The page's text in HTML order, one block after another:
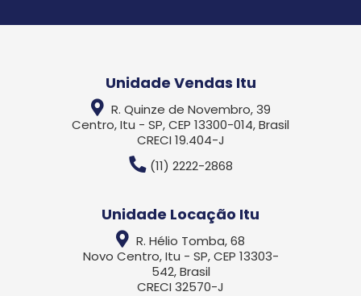
Unidade Vendas Itu
R. Quinze de Novembro, 39
Centro, Itu - SP, CEP 13300-014, Brasil
CRECI 19.404-J
(11) 2222-2868
Unidade Locação Itu
R. Hélio Tomba, 68
Novo Centro, Itu - SP, CEP 13303-
542, Brasil
CRECI 32570-J